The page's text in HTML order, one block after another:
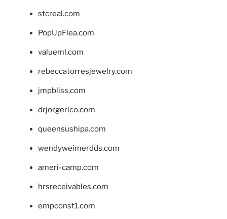
stcreal.com
PopUpFlea.com
valueml.com
rebeccatorresjewelry.com
jmpbliss.com
drjorgerico.com
queensushipa.com
wendyweimerdds.com
ameri-camp.com
hrsreceivables.com
empconst1.com